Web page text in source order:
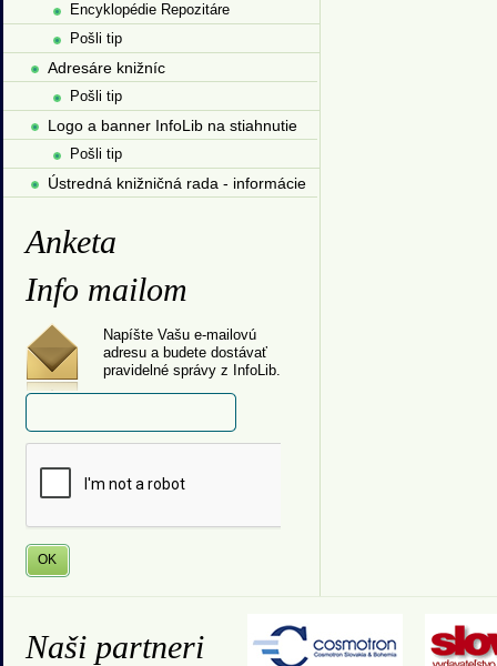
Encyklopédie Repozitáre
Pošli tip
Adresáre knižníc
Pošli tip
Logo a banner InfoLib na stiahnutie
Pošli tip
Ústredná knižničná rada - informácie
Anketa
Info mailom
Napíšte Vašu e-mailovú
adresu a budete dostávať
pravidelné správy z InfoLib.
Naši partneri